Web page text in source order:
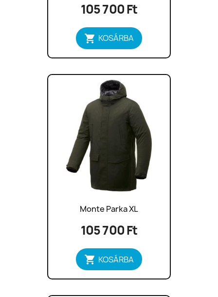
105 700 Ft
 KOSÁRBA
Monte Parka XL
105 700 Ft
 KOSÁRBA